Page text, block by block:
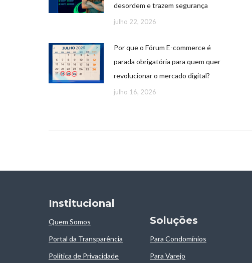
desordem e trazem segurança
julho 22, 2026
Por que o Fórum E-commerce é
parada obrigatória para quem quer
revolucionar o mercado digital?
julho 16, 2026
Institucional
Quem Somos
Portal da Transparência
Política de Privacidade
Soluçōes
Para Condomínios
Para Varejo